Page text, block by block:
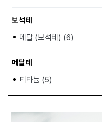
보석테
메탈 (보석테) (6)
메탈테
티타늄 (5)